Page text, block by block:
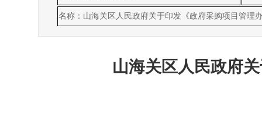
名称：山海关区人民政府关于印发《政府采购项目管理
山海关区人民政府